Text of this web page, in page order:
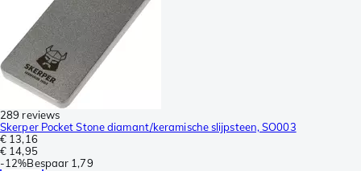
289 reviews
Skerper Pocket Stone diamant/keramische slijpsteen, SO003
€ 13,16
€ 14,95
-12%Bespaar 1,79